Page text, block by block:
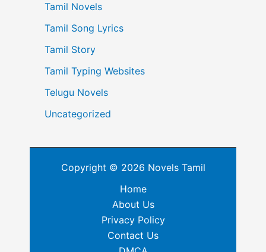
Tamil Novels
Tamil Song Lyrics
Tamil Story
Tamil Typing Websites
Telugu Novels
Uncategorized
Copyright © 2026 Novels Tamil
Home
About Us
Privacy Policy
Contact Us